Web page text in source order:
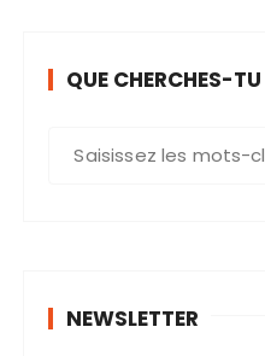
QUE CHERCHES-
NEWSLETTER